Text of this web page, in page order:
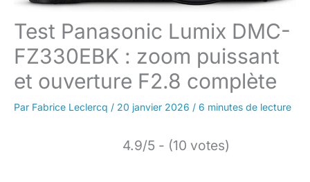
Test Panasonic Lumix DMC-
FZ330EBK : zoom puissant
et ouverture F2.8 complète
Par Fabrice Leclercq / 20 janvier 2026 / 6 minutes de lecture
4.9/5 - (10 votes)